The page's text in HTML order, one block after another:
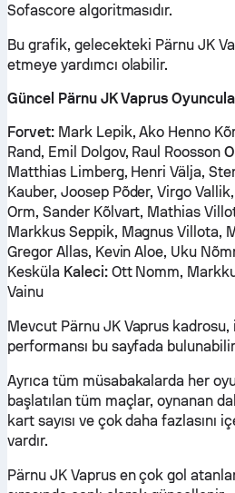
Sofascore algoritmasıdır.
Bu grafik, gelecekteki Pärnu JK
etmeye yardımcı olabilir.
Güncel Pärnu JK Vaprus
Forvet:Mark Lepik, Ako Henno
Rand, Emil Dolgov, Raul Roosson
Matthias Limberg, Henri Välja,
Kauber, Joosep Põder, Virgo
Orm, Sander Kõlvart, Mathias
Markkus Seppik, Magnus Villota,
Gregor Allas, Kevin Aloe, Uku
Kesküla Kaleci:Ott Nomm,
Vainu
Mevcut Pärnu JK Vaprus
performansı bu sayfada
Ayrıca tüm müsabakalarda her
başlatılan tüm maçlar, oynanan
kart sayısı ve çok daha fazlasını
vardır.
Pärnu JK Vaprus en çok gol